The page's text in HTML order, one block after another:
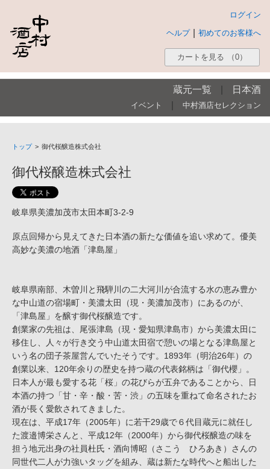
ログイン
初めてのお客様へ
ヘルプ
カートを見る （0）
蔵元一覧 日本酒
イベント 中村酒店セレクション
トップ > 御代桜醸造株式会社
御代桜醸造株式会社
岐阜県美濃加茂市太田本町3-2-9
原点回帰から見えてきた日本酒の新たな価値を追い求めて。優美
高妙な美濃の地酒「津島屋」
岐阜県南部、木曽川と飛騨川の二大河川が合流する水の恵み豊か
な中山道の宿場町・美濃太田（現・美濃加茂市）にあるのが、
「津島屋」を醸す御代桜醸造です。
創業家の先祖は、尾張津島（現・愛知県津島市）から美濃太田に
移住し、人々が行き交う中山道太田宿で憩いの場となる津島屋と
いう名の団子茶屋営んでいたそうです。1893年（明治26年）の
創業以来、120年余りの歴史を持つ蔵の代表銘柄は「御代櫻」。
日本人が最も愛する花「桜」の花びらが五弁であることから、日
本酒の持つ「甘・辛・酸・苦・渋」の五味を重ねて命名されたお
酒が長く愛飲されてきました。
現在は、平成17年（2005年）に若干29歳で６代目蔵元に就任し
た渡邉博栄さんと、平成12年（2000年）から御代桜醸造の味を
担う地元出身の社員杜氏・酒向博昭（さこう ひろあき）さんの
同世代二人が力強いタッグを組み、蔵は新たな時代へと船出した